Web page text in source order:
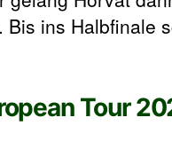
ins Halbfinale
Tour